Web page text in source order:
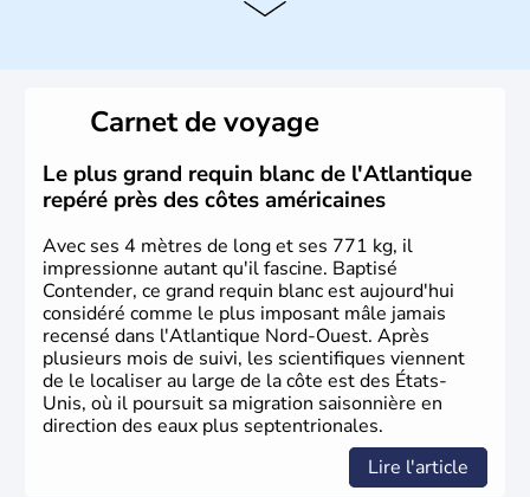
Plusieurs populations se sont succédées avant l'arrivée
des européens, suite à la découverte du continent par
Christophe Colomb en 1492. Les 13 colonies
britanniques proclament la Déclaration d'indépendance
en 1776 et adoptent leur première constitution en 1787.
La conquête de l'Ouest marque ensuite l'entrée dans une
phase de développement intense.
Carnet de voyage
Le plus grand requin blanc de l'Atlantique
repéré près des côtes américaines
Avec ses 4 mètres de long et ses 771 kg, il
impressionne autant qu'il fascine. Baptisé
Contender, ce grand requin blanc est aujourd'hui
considéré comme le plus imposant mâle jamais
recensé dans l'Atlantique Nord-Ouest. Après
plusieurs mois de suivi, les scientifiques viennent
de le localiser au large de la côte est des États-
Unis, où il poursuit sa migration saisonnière en
direction des eaux plus septentrionales.
Lire l'article